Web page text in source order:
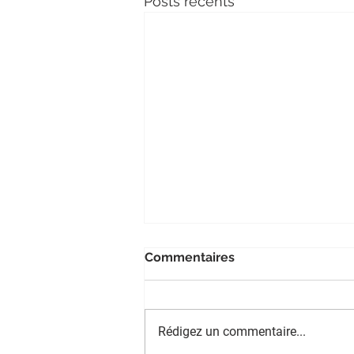
Commentaires
Rédigez un commentaire...